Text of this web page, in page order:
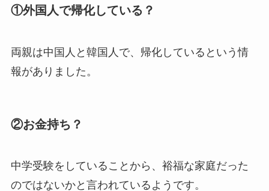
①外国人で帰化している？
両親は中国人と韓国人で、帰化しているという情
報がありました。
②お金持ち？
中学受験をしていることから、裕福な家庭だった
のではないかと言われているようです。